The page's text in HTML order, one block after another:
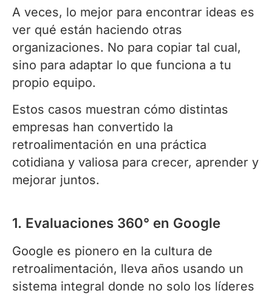
A veces, lo mejor para encontrar ideas es
ver qué están haciendo otras
organizaciones. No para copiar tal cual,
sino para adaptar lo que funciona a tu
propio equipo.
Estos casos muestran cómo distintas
empresas han convertido la
retroalimentación en una práctica
cotidiana y valiosa para crecer, aprender y
mejorar juntos.
1. Evaluaciones 360° en Google
Google es pionero en la cultura de
retroalimentación, lleva años usando un
sistema integral donde no solo los líderes